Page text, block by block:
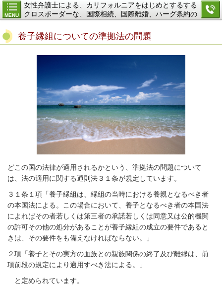
MENU
女性弁護士による、カリフォルニアをはじめとするする
クロスボーダーな、国際相続、国際離婚、ハーグ条約の
養子縁組についての準拠法の問題
どこの国の法律が適用されるかという、準拠法の問題について
は、法の適用に関する通則法３１条が規定しています。
３１条１項「養子縁組は、縁組の当時における養親となるべき者
の本国法による。この場合において、養子となるべき者の本国法
によればその者若しくは第三者の承諾若しくは同意又は公的機関
の許可その他の処分があることが養子縁組の成立の要件であると
きは、その要件をも備えなければならない。」
２項「養子とその実方の血族との親族関係の終了及び離縁は、前
項前段の規定により適用すべき法による。」
と定められています。